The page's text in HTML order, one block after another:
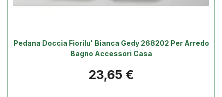
Pedana Doccia Fiorilu' Bianca Gedy 268202 Per Arredo
Bagno Accessori Casa
Prezzo
23,65 €